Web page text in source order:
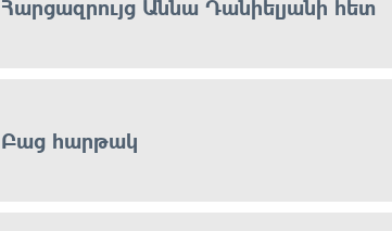
Հարցազրույց Աննա Դանիելյանի հետ
Բաց հարթակ